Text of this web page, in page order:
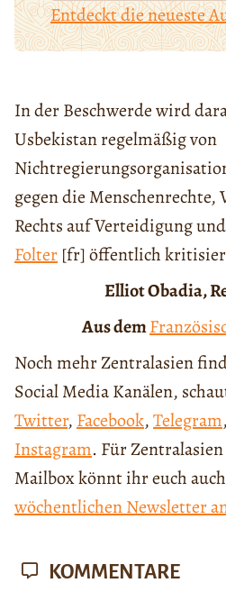
Entdeckt die neueste
In der Beschwerde wird
Usbekistan regelmäßig von
gegen die Menschenrechte,
Rechts auf Verteidigung
Folter [fr] öffentlich
Elliot Obadia,
Aus dem
Noch mehr Zentralasien
Social Media Kanälen,
Twitter, Facebook,Telegram,
Instagram. Für
Mailbox könnt ihr euch
wöchentlichen Newsletter
KOMMENTARE